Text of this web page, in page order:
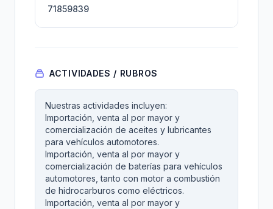
71859839
ACTIVIDADES / RUBROS
Nuestras actividades incluyen:
Importación, venta al por mayor y
comercialización de aceites y lubricantes
para vehículos automotores.
Importación, venta al por mayor y
comercialización de baterías para vehículos
automotores, tanto con motor a combustión
de hidrocarburos como eléctricos.
Importación, venta al por mayor y